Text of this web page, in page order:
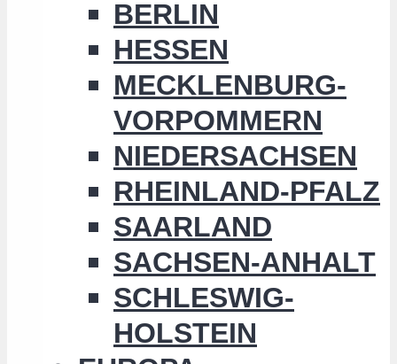
BERLIN
HESSEN
MECKLENBURG-
VORPOMMERN
NIEDERSACHSEN
RHEINLAND-PFALZ
SAARLAND
SACHSEN-ANHALT
SCHLESWIG-
HOLSTEIN